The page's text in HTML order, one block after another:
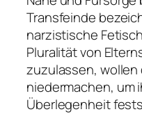
Transfeinde
narzistische
Pluralität von
zuzulassen,
niedermachen, um
Überlegenheit